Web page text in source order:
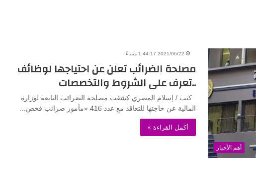
أهم الأخبار
2021/06/22 1:44:17 مساءً
مصلحة الضرائب تعلن عن احتياجها لوظائف
..تعرف على الشروط والتخصصات
كتب / إسلام المصري كشفت مصلحة الضرائب التابعة لوزارة
المالية عن حاجتها للتعاقد مع عدد 416 «مأمور ضرائب فحص…
أكمل القراءة »